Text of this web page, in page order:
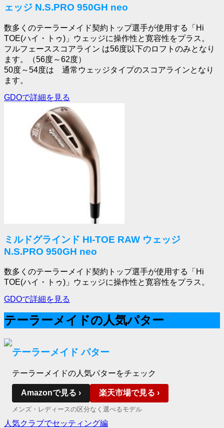
ェッジ N.S.PRO 950GH neo
数多くのテーラーメイド契約トップ選手が使用する「Hi
TOE(ハイ・トゥ)」ウェッジに操作性と寛容性をプラス。
フルフェーススコアライン は56度以下のロフトのみとなり
ます。（56度～62度）
50度～54度は 通常ウェッジタイプのスコアラインとなり
ます。
GDOで詳細を見る
ミルドグラインド HI-TOE RAW ウェッジ
N.S.PRO 950GH neo
数多くのテーラーメイド契約トップ選手が使用する「Hi
TOE(ハイ・トゥ)」ウェッジに操作性と寛容性をプラス。
GDOで詳細を見る
テーラーメイドの人気パター
テーラーメイド パター
テーラーメイドの人気パターをチェック
Amazonで見る › 楽天市場で見る ›
メンズ・レディースの区分なく選べるモデル
人気クラブでセッティング編